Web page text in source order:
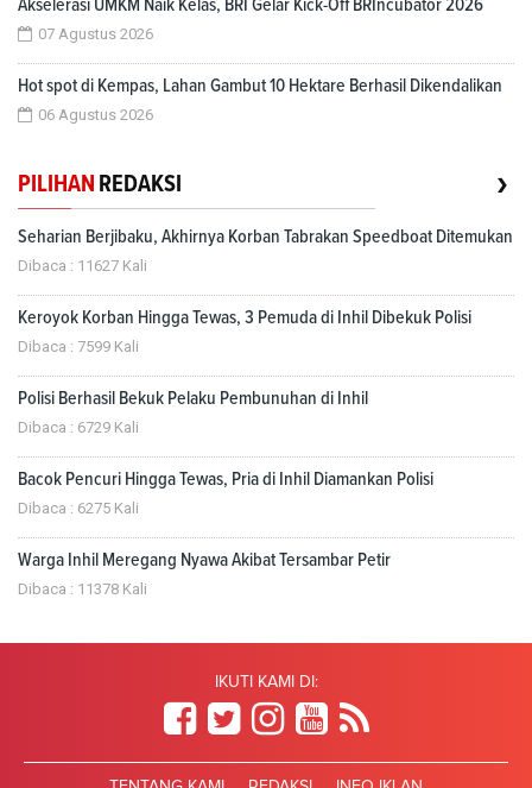
Akselerasi UMKM Naik Kelas, BRI Gelar Kick-Off BRIncubator 2026
07 Agustus 2026
Hot spot di Kempas, Lahan Gambut 10 Hektare Berhasil Dikendalikan
06 Agustus 2026
PILIHAN REDAKSI ›
Seharian Berjibaku, Akhirnya Korban Tabrakan Speedboat Ditemukan
Dibaca : 11627 Kali
Keroyok Korban Hingga Tewas, 3 Pemuda di Inhil Dibekuk Polisi
Dibaca : 7599 Kali
Polisi Berhasil Bekuk Pelaku Pembunuhan di Inhil
Dibaca : 6729 Kali
Bacok Pencuri Hingga Tewas, Pria di Inhil Diamankan Polisi
Dibaca : 6275 Kali
Warga Inhil Meregang Nyawa Akibat Tersambar Petir
Dibaca : 11378 Kali
IKUTI KAMI DI: